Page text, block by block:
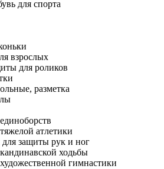
для спорта
взрослых
для роликов
разметка
атлетики
для защиты рук и ног
ходьбы
гимнастики